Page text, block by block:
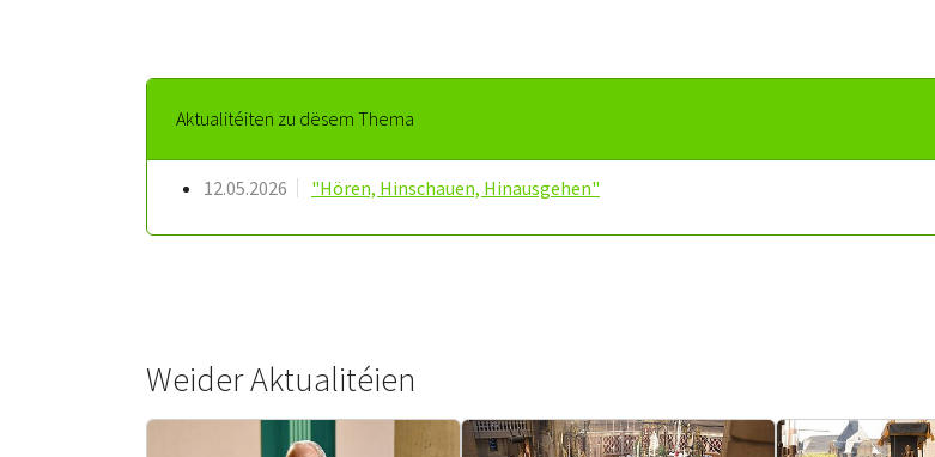
Aktualitéiten zu dësem Thema
12.05.2026 "Hören, Hinschauen, Hinausgehen"
Weider Aktualitéien